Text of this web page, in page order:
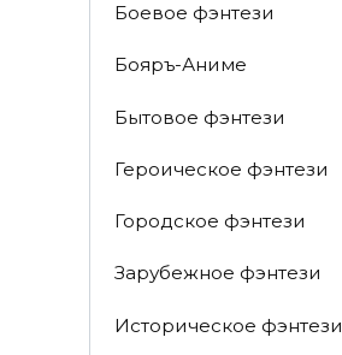
Боевое фэнтези
Бояръ-Аниме
Бытовое фэнтези
Героическое фэнтези
Городское фэнтези
Зарубежное фэнтези
Историческое фэнтези